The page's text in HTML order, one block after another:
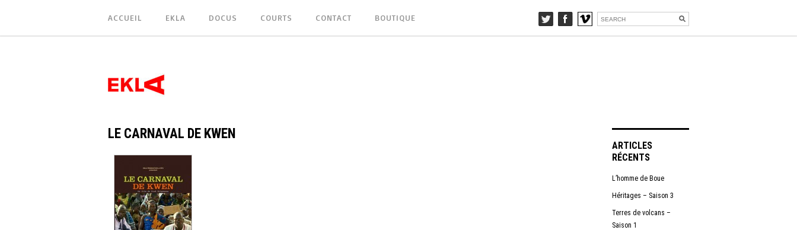
ACCUEIL EKLA DOCUS COURTS CONTACT BOUTIQUE
LE CARNAVAL DE KWEN
ARTICLES
RÉCENTS
L’homme de Boue
Héritages – Saison 3
Terres de volcans –
Saison 1